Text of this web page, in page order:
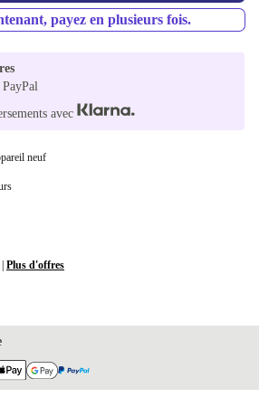
payez en plusieurs fois.
PayPal
avec
neuf
Plus d'offres